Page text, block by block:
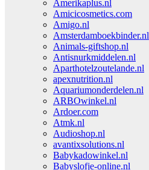
Amerikaplus.nl
Amicicosmetics.com
Amigo.nl
Amsterdamboekbinder.nl
Animals-giftshop.nl
Antisnurkmiddelen.nl
Aparthotelzoutelande.nl
apexnutrition.nl
Aquariumonderdelen.nl
ARBOwinkel.nl
Ardoer.com
Atmk.nl
Audioshop.nl
avantixsolutions.nl
Babykadowinkel.nl
Babyslofje-online.nl